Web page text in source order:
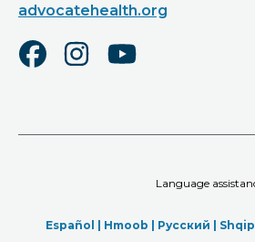
advocatehealth.org
Language
Español | Hmoob | Русский | Shqip